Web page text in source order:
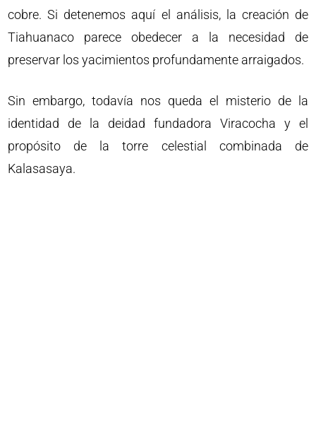
cobre. Si detenemos aquí el análisis, la creación de
Tiahuanaco parece obedecer a la necesidad de
preservar los yacimientos profundamente arraigados.
Sin embargo, todavía nos queda el misterio de la
identidad de la deidad fundadora Viracocha y el
propósito de la torre celestial combinada de
Kalasasaya.